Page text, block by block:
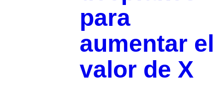
para
aumentar el
valor de X